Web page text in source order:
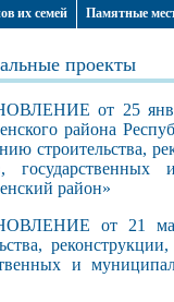
их семей
Памятные
проекты
от 25
района
строительства,
район»
от 21 мая
и